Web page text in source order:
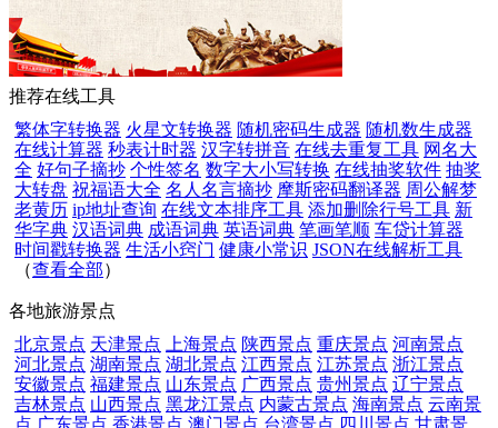
推荐在线工具
繁体字转换器 火星文转换器 随机密码生成器 随机数生成器
在线计算器 秒表计时器 汉字转拼音 在线去重复工具 网名大
全 好句子摘抄 个性签名 数字大小写转换 在线抽奖软件 抽奖
大转盘 祝福语大全 名人名言摘抄 摩斯密码翻译器 周公解梦
老黄历 ip地址查询 在线文本排序工具 添加删除行号工具 新
华字典 汉语词典 成语词典 英语词典 笔画笔顺 车贷计算器
时间戳转换器 生活小窍门 健康小常识 JSON在线解析工具
（查看全部）
各地旅游景点
北京景点 天津景点 上海景点 陕西景点 重庆景点 河南景点
河北景点 湖南景点 湖北景点 江西景点 江苏景点 浙江景点
安徽景点 福建景点 山东景点 广西景点 贵州景点 辽宁景点
吉林景点 山西景点 黑龙江景点 内蒙古景点 海南景点 云南景
点 广东景点 香港景点 澳门景点 台湾景点 四川景点 甘肃景